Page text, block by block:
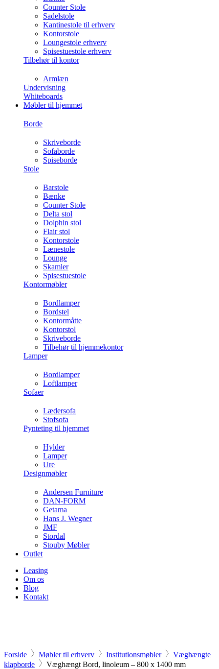
Counter Stole
Sadelstole
Kantinestole til erhverv
Kontorstole
Loungestole erhverv
Spisestuestole erhverv
Tilbehør til kontor
Armlæn
Undervisning
Whiteboards
Møbler til hjemmet
Borde
Skriveborde
Sofaborde
Spiseborde
Stole
Barstole
Bænke
Counter Stole
Delta stol
Dolphin stol
Flair stol
Kontorstole
Lænestole
Lounge
Skamler
Spisestuestole
Kontormøbler
Bordlamper
Bordstel
Kontormåtte
Kontorstol
Skriveborde
Tilbehør til hjemmekontor
Lamper
Bordlamper
Loftlamper
Sofaer
Lædersofa
Stofsofa
Pynteting til hjemmet
Hylder
Lamper
Ure
Designmøbler
Andersen Furniture
DAN-FORM
Getama
Hans J. Wegner
JMF
Stordal
Stouby Møbler
Outlet
Leasing
Om os
Blog
Kontakt
Forside Møbler til erhverv Institutionsmøbler
Væghængte
klapborde
Væghængt Bord, linoleum – 800 x 1400 mm